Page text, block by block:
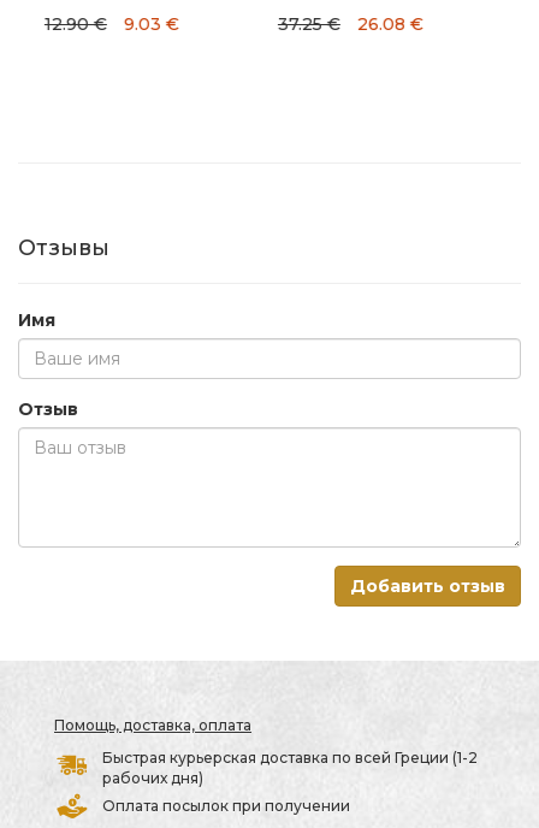
37.25 € 26.08 € 24.90 € 19.92 €
Отзывы
Имя
Отзыв
Добавить отзыв
Помощь, доставка, оплата
Быстрая курьерская доставка по всей Греции (1-2
рабочих дня)
Оплата посылок при получении